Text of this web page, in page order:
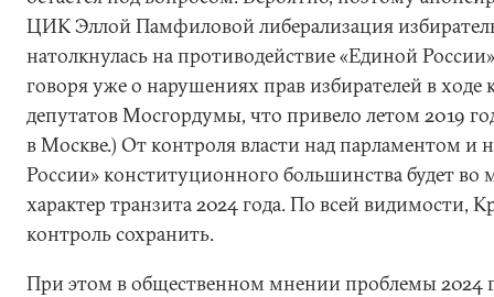
ЦИК Эллой Памфиловой либерализация
натолкнулась на противодействие «Единой
говоря уже о нарушениях прав избирателей в
депутатов Мосгордумы, что привело летом 2019
в Москве.) От контроля власти над парламентом и
России» конституционного большинства будет во
характер транзита 2024 года. По всей видимости,
контроль сохранить.
При этом в общественном мнении проблемы 2024